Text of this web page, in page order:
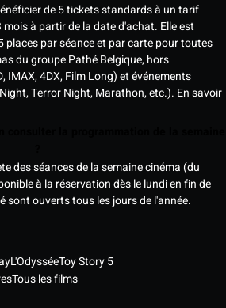
de 5 tickets standards à un tarif
à partir de la date d'achat. Elle est
places par séance et par carte pour toutes
du groupe Pathé Belgique, hors
IMAX, 4DX, Film Long) et événements
Terror Night, Marathon, etc.). En savoir
des séances de la semaine cinéma (du
à la réservation dès le lundi en fin de
sont ouverts tous les jours de l'année.
L'OdysséeToy Story 5
Tous les films